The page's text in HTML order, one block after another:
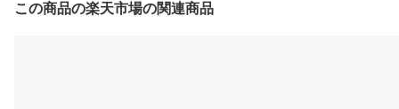
この商品の楽天市場の関連商品